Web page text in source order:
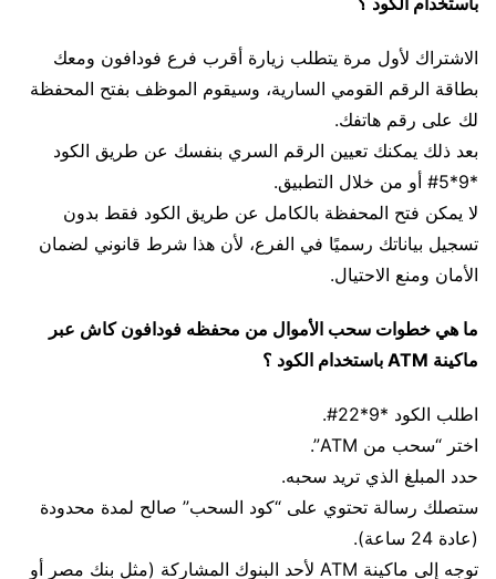
الاشتراك لأول مرة يتطلب زيارة أقرب فرع فودافون ومعك
بطاقة الرقم القومي السارية، وسيقوم الموظف بفتح المحفظة
لك على رقم هاتفك.
بعد ذلك يمكنك تعيين الرقم السري بنفسك عن طريق الكود
*9*5# أو من خلال التطبيق.
لا يمكن فتح المحفظة بالكامل عن طريق الكود فقط بدون
تسجيل بياناتك رسميًا في الفرع، لأن هذا شرط قانوني لضمان
الأمان ومنع الاحتيال.
ما هي خطوات سحب الأموال من محفظه فودافون كاش عبر
ماكينة ATM باستخدام الكود ؟
اطلب الكود *9*22#.
اختر “سحب من ATM”.
حدد المبلغ الذي تريد سحبه.
ستصلك رسالة تحتوي على “كود السحب” صالح لمدة محدودة
(عادة 24 ساعة).
توجه إلى ماكينة ATM لأحد البنوك المشاركة (مثل بنك مصر أو